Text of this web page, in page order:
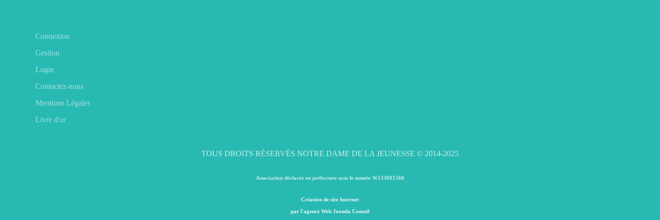
Connexion
Gestion
Login
Contactez-nous
Mentions Légales
Livre d'or
TOUS DROITS RÉSERVÉS NOTRE DAME DE LA JEUNESSE © 2014-2025
Association déclarée en préfecture sous le numéo W133001568
Création de site Internet
par l'agence Web Joomla Conseil